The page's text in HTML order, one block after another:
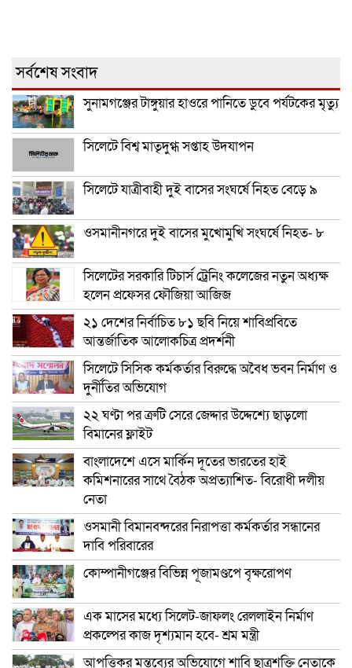
সর্বশেষ সংবাদ
সুনামগঞ্জের টাঙ্গুয়ার হাওরে পানিতে ডুবে পর্যটকের মৃত্যু
সিলেটে বিশ্ব মাতৃদুগ্ধ সপ্তাহ উদযাপন
সিলেটে যাত্রীবাহী দুই বাসের সংঘর্ষে নিহত বেড়ে ৯
ওসমানীনগরে দুই বাসের মুখোমুখি সংঘর্ষে নিহত- ৮
সিলেটের সরকারি টিচার্স ট্রেনিং কলেজের নতুন অধ্যক্ষ
হলেন প্রফেসর ফৌজিয়া আজিজ
২১ দেশের নির্বাচিত ৮১ ছবি নিয়ে শাবিপ্রবিতে
আন্তর্জাতিক আলোকচিত্র প্রদর্শনী
সিলেটে সিসিক কর্মকর্তার বিরুদ্ধে অবৈধ ভবন নির্মাণ ও
দুর্নীতির অভিযোগ
২২ ঘণ্টা পর ত্রুটি সেরে জেদ্দার উদ্দেশ্যে ছাড়লো
বিমানের ফ্লাইট
বাংলাদেশে এসে মার্কিন দূতের ভারতের হাই
কমিশনারের সাথে বৈঠক অপ্রত্যাশিত- বিরোধী দলীয়
নেতা
ওসমানী বিমানবন্দরের নিরাপত্তা কর্মকর্তার সন্ধানের
দাবি পরিবারের
কোম্পানীগঞ্জের বিভিন্ন পূজামণ্ডপে বৃক্ষরোপণ
এক মাসের মধ্যে সিলেট-জাফলং রেললাইন নির্মাণ
প্রকল্পের কাজ দৃশ্যমান হবে- শ্রম মন্ত্রী
আপত্তিকর মন্তব্যের অভিযোগে শাবি ছাত্রশক্তি নেতাকে